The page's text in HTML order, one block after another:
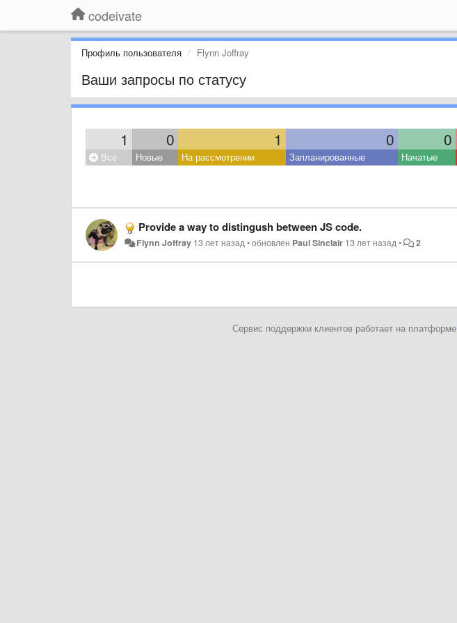
codeivate
Профиль пользователя Flynn Joffray
Ваши запросы по статусу
1 0 1 0 0
Все Новые На рассмотрении Запланированные Начатые
Provide a way to distingush between JS code.
Flynn Joffray 13 лет назад•обновлен Paul Sinclair 13 лет назад• 2
Сервис поддержки клиентов работает на платформе